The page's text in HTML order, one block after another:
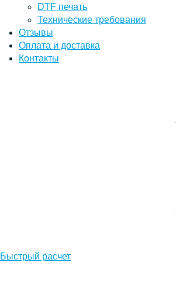
DTF печать
Технические требования
Отзывы
Оплата и доставка
Контакты
Быстрый расчет